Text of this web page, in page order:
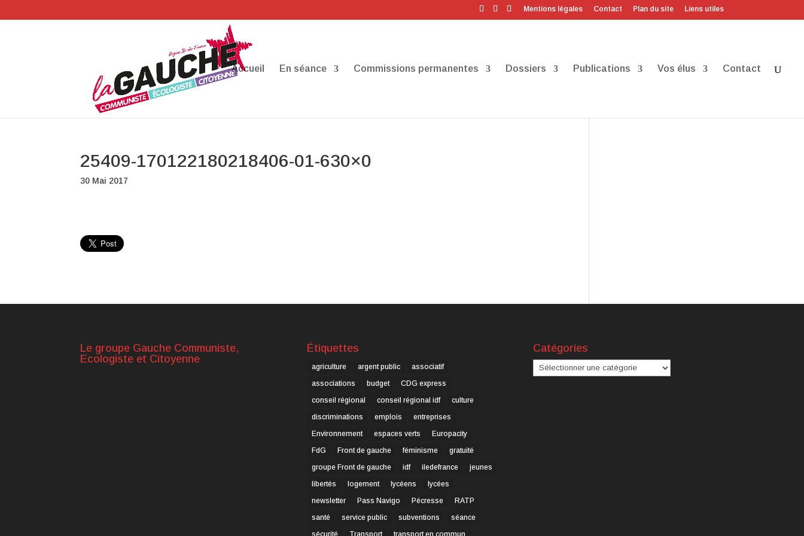
Mentions légales Contact Plan du site Liens utiles
Accueil En séance Commissions permanentes Dossiers Publications Vos élus Contact
25409-170122180218406-01-630×0
30 Mai 2017
Le groupe Gauche Communiste,
Ecologiste et Citoyenne
Étiquettes
agriculture argent public
associatif
associations
budget
CDG express
conseil régional
conseil régional idf
culture
discriminations
emplois
entreprises
Environnement
espaces verts
Europacity
FdG
Front de gauche féminisme
gratuité
groupe Front de gauche
idf iledefrance
jeunes
libertés
logement lycéens
lycées
newsletter
Pass Navigo Pécresse
RATP
santé
service public subventions
séance
sécurité
Transport transport en commun
Catégories
Catégories